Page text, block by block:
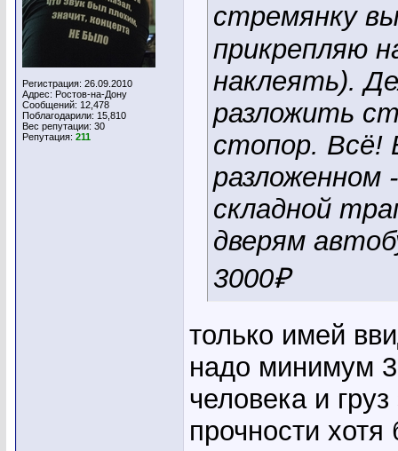
Регистрация: 26.09.2010
Адрес: Ростов-на-Дону
Сообщений: 12,478
Поблагодарили: 15,810
Вес репутации: 30
Репутация: 211
стремянку
прикрепляю
наклеять).
разложить
стопор. Всё!
разложенном
складной
дверям
3000₽
только имей
надо минимум
человека и
прочности